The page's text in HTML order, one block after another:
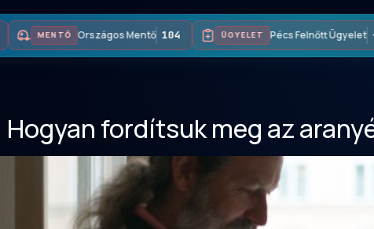
MENTŐ Országos Mentő 104 ÜGYELET Pécs Felnőtt Ügyelet
fordítsuk meg az